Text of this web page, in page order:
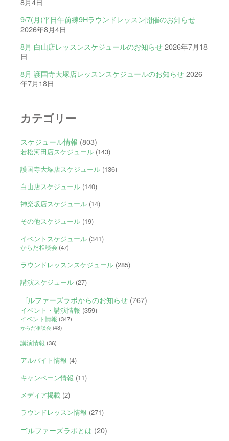
9/7(月)平日午前練9Hラウンドレッスン開催のお知らせ
2026年8月4日
8月 白山店レッスンスケジュールのお知らせ 2026年7月18
日
8月 護国寺大塚店レッスンスケジュールのお知らせ 2026
年7月18日
カテゴリー
スケジュール情報 (803)
若松河田店スケジュール(143)
護国寺大塚店スケジュール(136)
白山店スケジュール(140)
神楽坂店スケジュール(14)
その他スケジュール(19)
イベントスケジュール(341)
からだ相談会(47)
ラウンドレッスンスケジュール(285)
講演スケジュール(27)
ゴルファーズラボからのお知らせ(767)
イベント・講演情報 (359)
イベント情報 (347)
からだ相談会(48)
講演情報 (36)
アルバイト情報 (4)
キャンペーン情報 (11)
メディア掲載(2)
ラウンドレッスン情報 (271)
ゴルファーズラボとは (20)